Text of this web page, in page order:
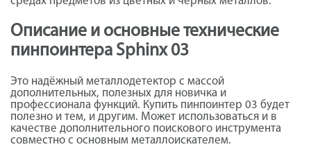
Описание и основные технические
пинпоинтера Sphinx 03
Это надёжный металлодетектор с массой
дополнительных, полезных для новичка и
профессионала функций. Купить пинпоинтер 03 будет
полезно и тем, и другим. Может использоваться и в
качестве дополнительного поискового инструмента
совместно с основным металлоискателем.